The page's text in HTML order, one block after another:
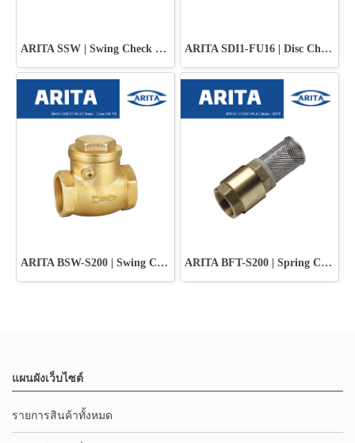
ARITA SSW | Swing Check Valve ARITA SDI1-FU16 | Disc Check Valve SS316 - Universal
ARITA BSW-S200 | Swing Check Valve ARITA BFT-S200 | Spring Check Valve
แผนผังเว็บไซต์
รายการสินค้าทั้งหมด